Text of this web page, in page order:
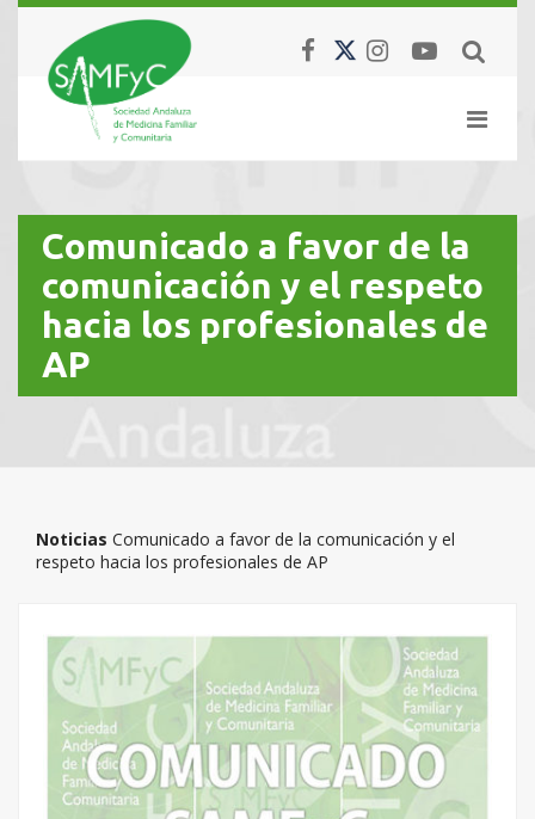
Comunicado a favor de la
comunicación y el respeto
hacia los profesionales de
AP
Noticias Comunicado a favor de la comunicación y el
respeto hacia los profesionales de AP